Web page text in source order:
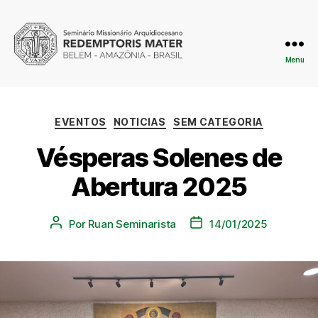
Menu
EVENTOS NOTICIAS SEM CATEGORIA
Vésperas Solenes de
Abertura 2025
Por Ruan Seminarista 14/01/2025